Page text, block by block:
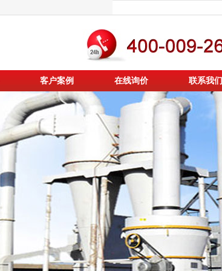
客户案例 在线询价 联系我们